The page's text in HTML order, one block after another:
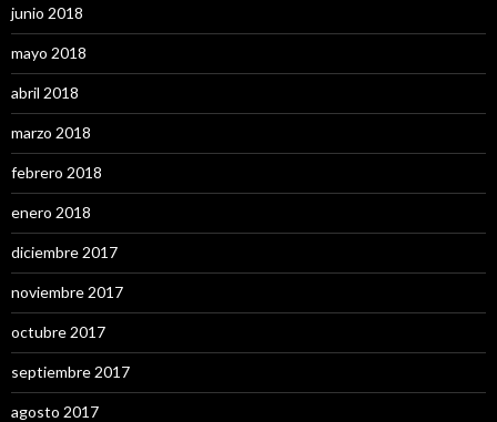
junio 2018
mayo 2018
abril 2018
marzo 2018
febrero 2018
enero 2018
diciembre 2017
noviembre 2017
octubre 2017
septiembre 2017
agosto 2017